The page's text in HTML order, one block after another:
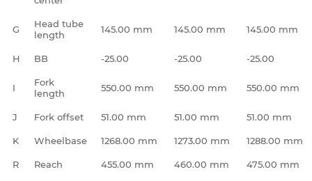
G
Head tube
length
145.00 mm 145.00 mm 145.00 mm
H BB -25.00 -25.00 -25.00
I
Fork
length
550.00 mm 550.00 mm 550.00 mm
J Fork offset 51.00 mm 51.00 mm 51.00 mm
K Wheelbase 1268.00 mm 1273.00 mm 1288.00 mm
R Reach 455.00 mm 460.00 mm 475.00 mm